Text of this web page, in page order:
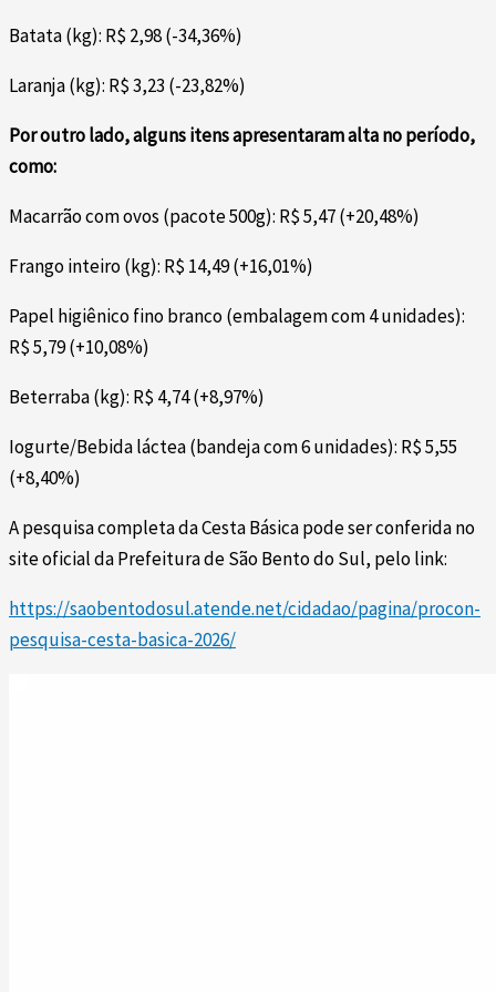
Batata (kg): R$ 2,98 (-34,36%)
Laranja (kg): R$ 3,23 (-23,82%)
Por outro lado, alguns itens apresentaram alta no período,
como:
Macarrão com ovos (pacote 500g): R$ 5,47 (+20,48%)
Frango inteiro (kg): R$ 14,49 (+16,01%)
Papel higiênico fino branco (embalagem com 4 unidades):
R$ 5,79 (+10,08%)
Beterraba (kg): R$ 4,74 (+8,97%)
Iogurte/Bebida láctea (bandeja com 6 unidades): R$ 5,55
(+8,40%)
A pesquisa completa da Cesta Básica pode ser conferida no
site oficial da Prefeitura de São Bento do Sul, pelo link:
https://saobentodosul.atende.net/cidadao/pagina/procon-
pesquisa-cesta-basica-2026/